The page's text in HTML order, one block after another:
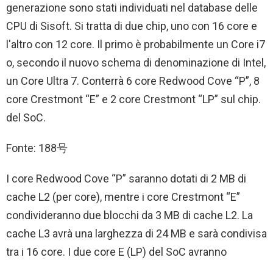
generazione sono stati individuati nel database delle
CPU di Sisoft. Si tratta di due chip, uno con 16 core e
l'altro con 12 core. Il primo è probabilmente un Core i7
o, secondo il nuovo schema di denominazione di Intel,
un Core Ultra 7. Conterrà 6 core Redwood Cove “P”, 8
core Crestmont “E” e 2 core Crestmont “LP” sul chip.
del SoC.
Fonte: 188号
I core Redwood Cove “P” saranno dotati di 2 MB di
cache L2 (per core), mentre i core Crestmont “E”
condivideranno due blocchi da 3 MB di cache L2. La
cache L3 avrà una larghezza di 24 MB e sarà condivisa
tra i 16 core. I due core E (LP) del SoC avranno